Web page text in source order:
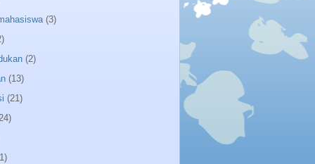
(3)
(2)
(13)
(21)